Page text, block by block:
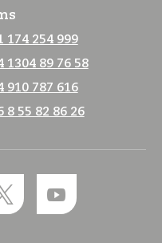
174 254 999
1304 89 76 58
910 787 616
8 55 82 86 26